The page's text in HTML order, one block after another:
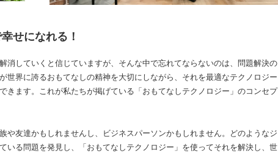
せになれる！
消していくと信じていますが、そんな中で忘れてならないのは、問題解決の
世界に誇るおもてなしの精神を大切にしながら、それを最適なテクノロジー
きます。これが私たちが掲げている「おもてなしテクノロジー」のコンセプ
や友達かもしれませんし、ビジネスパーソンかもしれません。どのようなジ
いる問題を発見し、「おもてなしテクノロジー」を使ってそれを解決し、世